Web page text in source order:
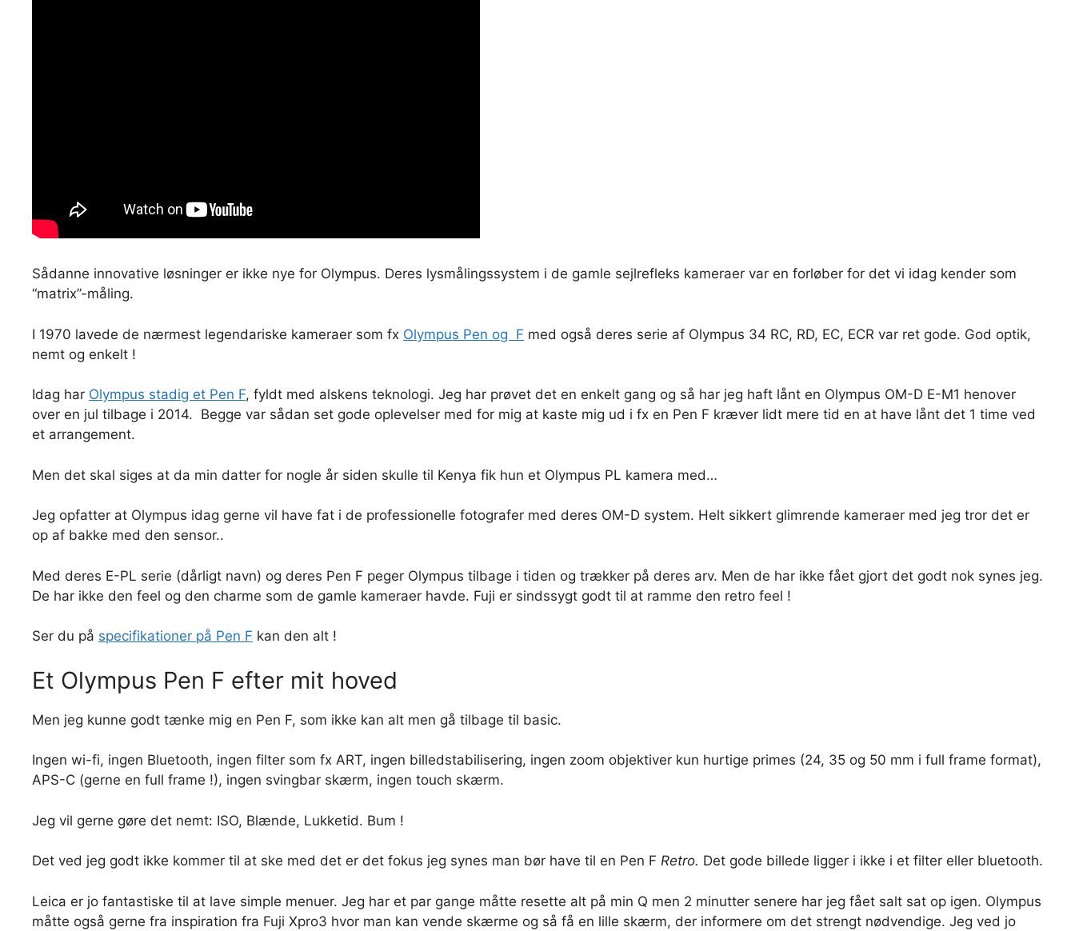
Sådanne innovative løsninger er ikke nye for Olympus. Deres lysmålingssystem i de gamle sejlrefleks kameraer var en forløber for det vi idag kender som
“matrix”-måling.
I 1970 lavede de nærmest legendariske kameraer som fx Olympus Pen og F med også deres serie af Olympus 34 RC, RD, EC, ECR var ret gode. God optik,
nemt og enkelt !
Idag har Olympus stadig et Pen F, fyldt med alskens teknologi. Jeg har prøvet det en enkelt gang og så har jeg haft lånt en Olympus OM-D E-M1 henover
over en jul tilbage i 2014. Begge var sådan set gode oplevelser med for mig at kaste mig ud i fx en Pen F kræver lidt mere tid en at have lånt det 1 time ved
et arrangement.
Men det skal siges at da min datter for nogle år siden skulle til Kenya fik hun et Olympus PL kamera med…
Jeg opfatter at Olympus idag gerne vil have fat i de professionelle fotografer med deres OM-D system. Helt sikkert glimrende kameraer med jeg tror det er
op af bakke med den sensor..
Med deres E-PL serie (dårligt navn) og deres Pen F peger Olympus tilbage i tiden og trækker på deres arv. Men de har ikke fået gjort det godt nok synes jeg.
De har ikke den feel og den charme som de gamle kameraer havde. Fuji er sindssygt godt til at ramme den retro feel !
Ser du på specifikationer på Pen F kan den alt !
Et Olympus Pen F efter mit hoved
Men jeg kunne godt tænke mig en Pen F, som ikke kan alt men gå tilbage til basic.
Ingen wi-fi, ingen Bluetooth, ingen filter som fx ART, ingen billedstabilisering, ingen zoom objektiver kun hurtige primes (24, 35 og 50 mm i full frame format),
APS-C (gerne en full frame !), ingen svingbar skærm, ingen touch skærm.
Jeg vil gerne gøre det nemt: ISO, Blænde, Lukketid. Bum !
Det ved jeg godt ikke kommer til at ske med det er det fokus jeg synes man bør have til en Pen F Retro. Det gode billede ligger i ikke i et filter eller bluetooth.
Leica er jo fantastiske til at lave simple menuer. Jeg har et par gange måtte resette alt på min Q men 2 minutter senere har jeg fået salt sat op igen. Olympus
måtte også gerne fra inspiration fra Fuji Xpro3 hvor man kan vende skærme og så få en lille skærm, der informere om det strengt nødvendige. Jeg ved jo